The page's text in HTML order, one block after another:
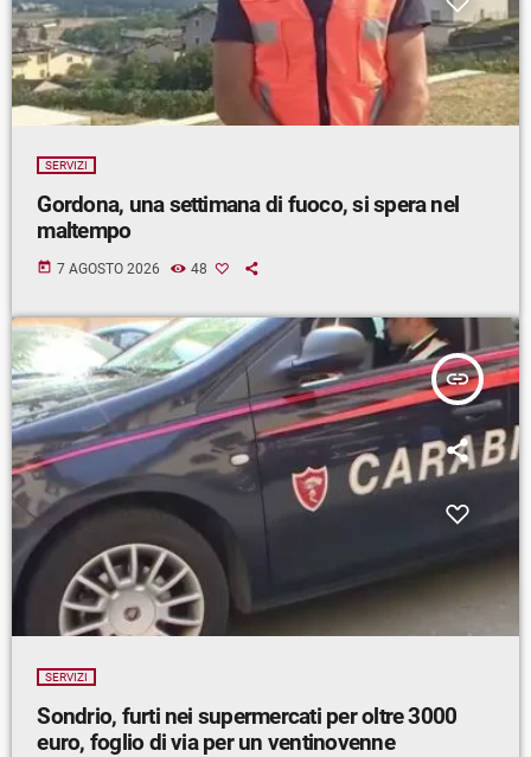
SERVIZI
Gordona, una settimana di fuoco, si spera nel
maltempo
today 7 AGOSTO 2026 48
insert_link
SERVIZI
Sondrio, furti nei supermercati per oltre 3000
euro, foglio di via per un ventinovenne